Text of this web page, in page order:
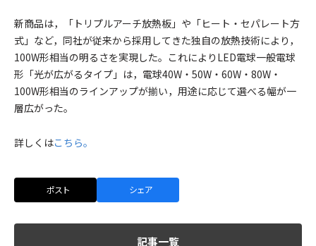
新商品は，「トリプルアーチ放熱板」や「ヒート・セパレート方
式」など，同社が従来から採用してきた独自の放熱技術により，
100W形相当の明るさを実現した。これによりLED電球一般電球
形「光が広がるタイプ」は，電球40W・50W・60W・80W・
100W形相当のラインアップが揃い，用途に応じて選べる幅が一
層広がった。
詳しくはこちら。
ポスト シェア
記事一覧